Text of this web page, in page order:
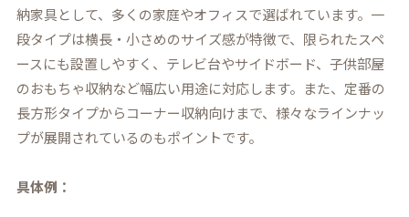
納家具として、多くの家庭やオフィスで選ばれています。一
段タイプは横長・小さめのサイズ感が特徴で、限られたスペ
ースにも設置しやすく、テレビ台やサイドボード、子供部屋
のおもちゃ収納など幅広い用途に対応します。また、定番の
長方形タイプからコーナー収納向けまで、様々なラインナッ
プが展開されているのもポイントです。
具体例：